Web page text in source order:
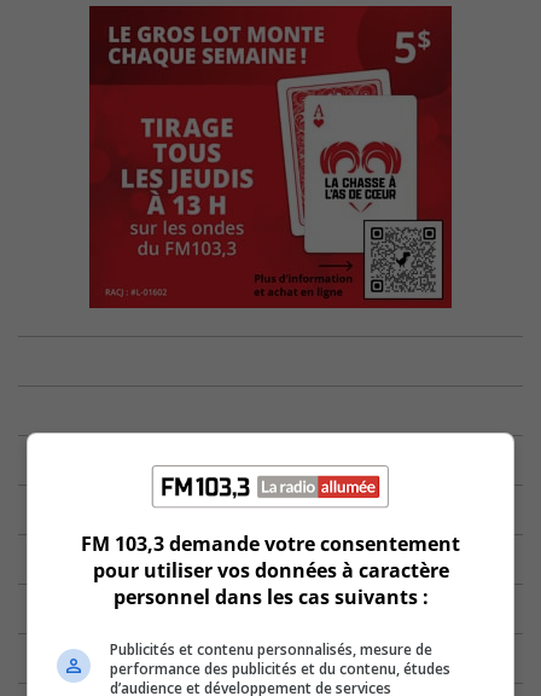
FM 103,3 demande votre consentement
pour utiliser vos données à caractère
personnel dans les cas suivants :
Publicités et contenu personnalisés, mesure de
performance des publicités et du contenu, études
d’audience et développement de services